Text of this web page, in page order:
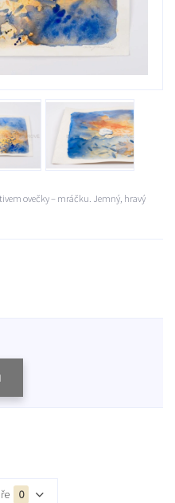
ovečky – mráčku. Jemný, hravý
0